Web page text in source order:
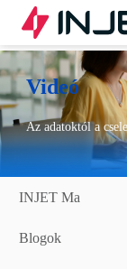
Videó
Az adatoktól a
INJET Ma
Blogok